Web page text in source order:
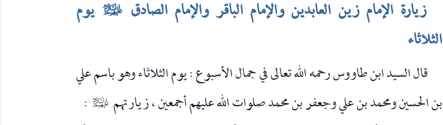
زيارة الإمام زين العابدين والإمام الباقر والإمام الصادق عليهم‌السلام يوم
الثلاثاء
قال السيد ابن طاووس رحمه الله تعالى في جمال الأسبوع : يوم الثلاثاء وهو باسم علي
بن الحسين ومحمد بن علي وجعفر بن محمد صلوات الله عليهم أجمعين ، زيارتهم عليهم‌السلام :